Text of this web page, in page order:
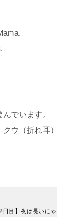
でいます。
ウ（折れ耳